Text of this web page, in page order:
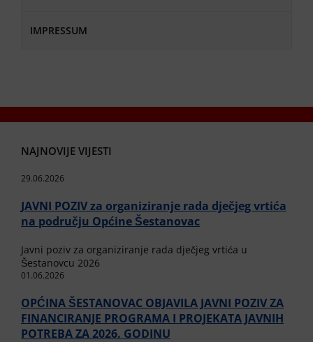
IMPRESSUM
NAJNOVIJE VIJESTI
29.06.2026
JAVNI POZIV za organiziranje rada dječjeg vrtića
na području Općine Šestanovac
Javni poziv za organiziranje rada dječjeg vrtića u
Šestanovcu 2026
01.06.2026
OPĆINA ŠESTANOVAC OBJAVILA JAVNI POZIV ZA
FINANCIRANJE PROGRAMA I PROJEKATA JAVNIH
POTREBA ZA 2026. GODINU